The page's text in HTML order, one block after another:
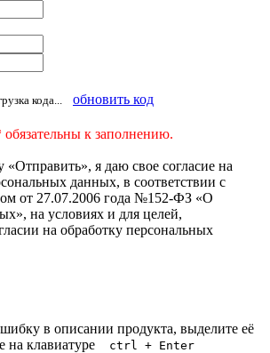
кода... обновить код
к заполнению.
я даю свое согласие на
данных, в соответствии с
от 27.07.2006 года №152-ФЗ «О
на условиях и для целей,
на обработку персональных
в описании продукта, выделите её
на клавиатуре
ctrl + Enter